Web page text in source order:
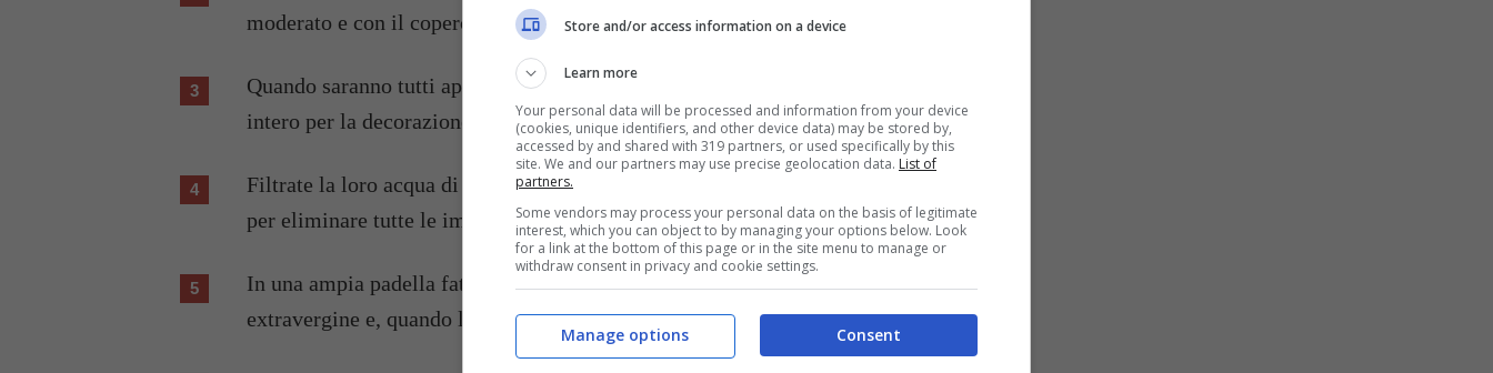
moderato e con il coperchio.
Quando saranno tutti aperti fate raffreddare, sgusciateli lasciandone qualcuno
intero per la decorazione.
Filtrate la loro acqua di cottura in un colino a maglie strette e un cannovaccio
per eliminare tutte le impurità e residui di sabbia.
In una ampia padella fate soffriggere l'aglio e il peperoncino nell'olio
extravergine e, quando l'aglio è imbiondito, gettatelo via.
Store and/or access information on a device
Learn more
Your personal data will be processed and information from your device
(cookies, unique identifiers, and other device data) may be stored by,
accessed by and shared with 319 partners, or used specifically by this
site. We and our partners may use precise geolocation data. List of
partners.
Some vendors may process your personal data on the basis of legitimate
interest, which you can object to by managing your options below. Look
for a link at the bottom of this page or in the site menu to manage or
withdraw consent in privacy and cookie settings.
Consent
Manage options